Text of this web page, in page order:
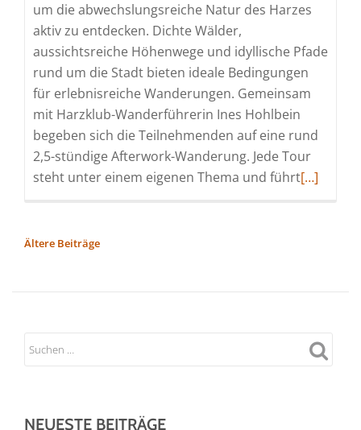
um die abwechslungsreiche Natur des Harzes
aktiv zu entdecken. Dichte Wälder,
aussichtsreiche Höhenwege und idyllische Pfade
rund um die Stadt bieten ideale Bedingungen
für erlebnisreiche Wanderungen. Gemeinsam
mit Harzklub-Wanderführerin Ines Hohlbein
begeben sich die Teilnehmenden auf eine rund
2,5-stündige Afterwork-Wanderung. Jede Tour
steht unter einem eigenen Thema und führtRead
auf
[…]
BEITRAGSNAVIGATION
Ältere Beiträge
NEUESTE BEITRÄGE